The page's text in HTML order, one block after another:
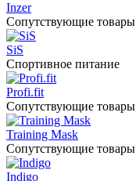
Inzer
Сопутствующие товары
SiS
Спортивное питание
Profi.fit
Сопутствующие товары
Training Mask
Сопутствующие товары
Indigo